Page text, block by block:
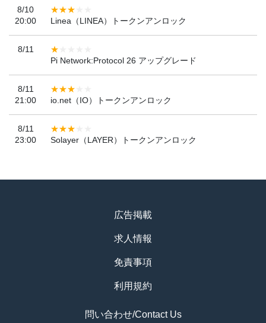
8/10
20:00
Linea（LINEA）トークンアンロック
8/11
Pi Network:Protocol 26 アップグレード
8/11
21:00
io.net（IO）トークンアンロック
8/11
23:00
Solayer（LAYER）トークンアンロック
広告掲載
求人情報
免責事項
利用規約
問い合わせ/Contact Us